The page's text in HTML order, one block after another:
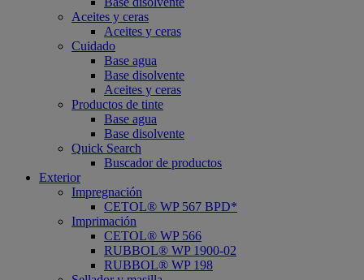
Aceites y ceras
Aceites y ceras
Cuidado
Base agua
Base disolvente
Aceites y ceras
Productos de tinte
Base agua
Base disolvente
Quick Search
Buscador de productos
Exterior
Impregnación
CETOL® WP 567 BPD*
Imprimación
CETOL® WP 566
RUBBOL® WP 1900-02
RUBBOL® WP 198